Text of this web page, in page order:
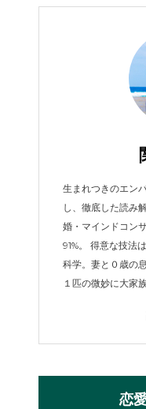
生まれつきのエン
し、徹底した読み
婚・マインドコン
91%。 得意な技法
科学。妻と０歳の
１匹の微妙に大家族
恋